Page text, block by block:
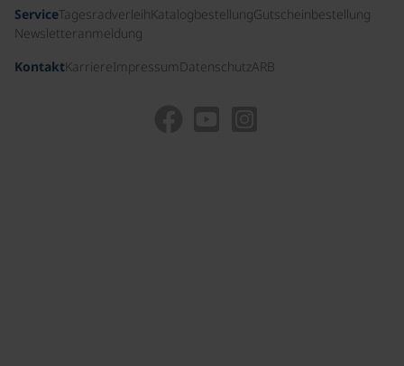
ServiceTagesradverleihKatalogbestellungGutscheinbestellung
Newsletteranmeldung
KontaktKarriereImpressum DatenschutzARB